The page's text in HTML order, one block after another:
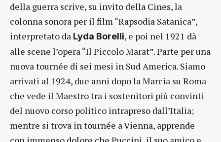
della guerra scrive, su invito della Cines, la
colonna sonora per il film “Rapsodia Satanica”,
interpretato da Lyda Borelli, e poi nel 1921 dà
alle scene l’opera “Il Piccolo Marat”. Parte per una
nuova tournée di sei mesi in Sud America. Siamo
arrivati al 1924, due anni dopo la Marcia su Roma
che vede il Maestro tra i sostenitori più convinti
del nuovo corso politico intrapreso dall’Italia;
mentre si trova in tournée a Vienna, apprende